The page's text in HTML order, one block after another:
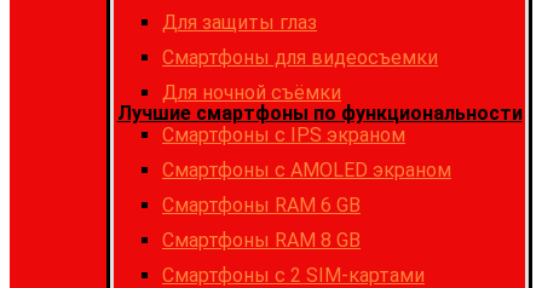
Для защиты глаз
Смартфоны для видеосъемки
Для ночной съёмки
Лучшие смартфоны по функциональности
Смартфоны с IPS экраном
Смартфоны c AMOLED экраном
Смартфоны RAM 6 GB
Смартфоны RAM 8 GB
Cмартфоны с 2 SIM-картами